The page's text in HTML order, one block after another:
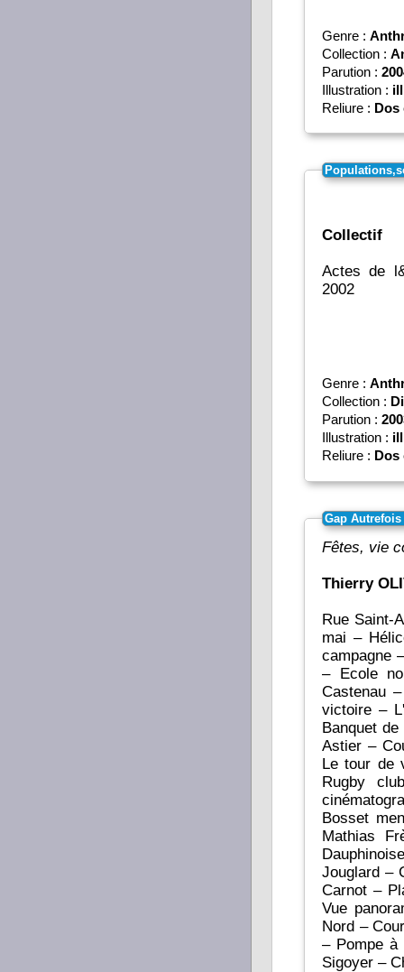
Genre :
Collection :
Parution :
Illustration :
Reliure : Dos
Collectif
Actes de
2002
Genre :
Collection :
Parution :
Illustration :
Reliure : Dos
Gap Autrefois
Fêtes, vie
Thierry
Rue Saint-
mai –
campagne
– Ecole
Castenau
victoire –
Banquet
Astier –
Le tour de
Rugby
Bosset
Mathias
Jouglard –
Carnot –
Vue
Nord –
– Pompe à
Sigoyer –